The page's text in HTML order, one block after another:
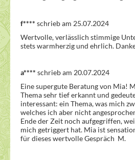
f**** schrieb am 25.07.2024
Wertvolle, verlässlich stimmige
stets warmherzig und ehrlich.
a**** schrieb am 20.07.2024
Eine supergute Beratung von Mia!
Thema sehr tief erkannt und
interessant: ein Thema, was mich
welches ich aber nicht
Ende der Zeit noch aufgegriffen,
mich getriggert hat. Mia ist
für dieses wertvolle Gespräch  M.